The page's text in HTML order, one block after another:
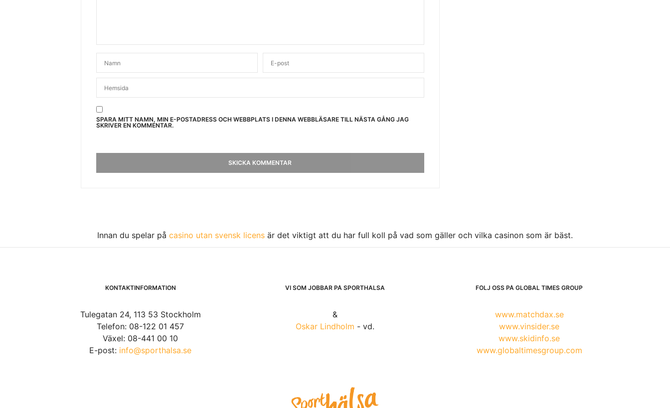
SPARA MITT NAMN, MIN E-POSTADRESS OCH WEBBPLATS I DENNA WEBBLÄSARE TILL NÄSTA GÅNG JAG
SKRIVER EN KOMMENTAR.
Innan du spelar på casino utan svensk licens är det viktigt att du har full koll på vad som gäller och vilka casinon som är bäst.
KONTAKTINFORMATION
Tulegatan 24, 113 53 Stockholm
Telefon: 08-122 01 457
Växel: 08-441 00 10
E-post: info@sporthalsa.se
VI SOM JOBBAR PÅ SPORTHÄLSA
&
Oskar Lindholm - vd.
FÖLJ OSS PÅ GLOBAL TIMES GROUP
www.matchdax.se
www.vinsider.se
www.skidinfo.se
www.globaltimesgroup.com